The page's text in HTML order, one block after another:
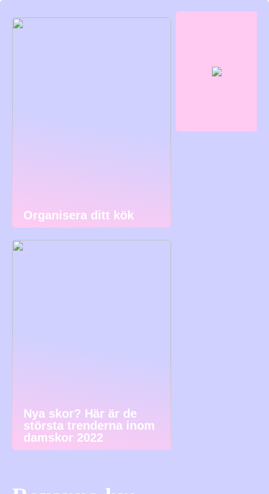
Organisera ditt kök
Nya skor? Här är de
största trenderna inom
damskor 2022